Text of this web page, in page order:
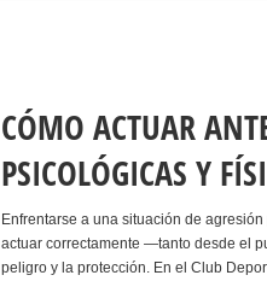
CÓMO ACTUAR
PSICOLÓGICAS Y
Enfrentarse a una situación de
actuar correctamente —tanto desde el
peligro y la protección. En el Club